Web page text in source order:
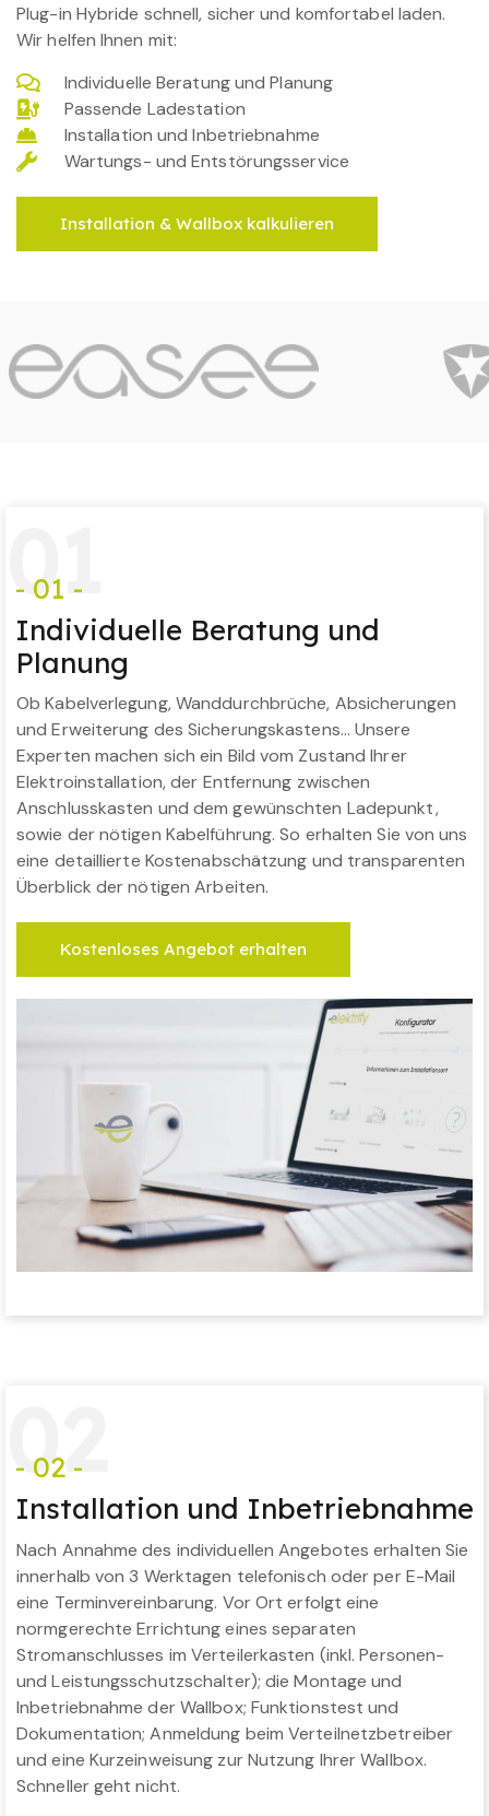
Plug-in Hybride schnell, sicher und komfortabel laden.
Wir helfen Ihnen mit:
Individuelle Beratung und Planung
Passende Ladestation
Installation und Inbetriebnahme
Wartungs- und Entstörungsservice
Installation & Wallbox kalkulieren
01
- 01 -
Individuelle Beratung und
Planung
Ob Kabelverlegung, Wanddurchbrüche, Absicherungen
und Erweiterung des Sicherungskastens… Unsere
Experten machen sich ein Bild vom Zustand Ihrer
Elektroinstallation, der Entfernung zwischen
Anschlusskasten und dem gewünschten Ladepunkt,
sowie der nötigen Kabelführung. So erhalten Sie von uns
eine detaillierte Kostenabschätzung und transparenten
Überblick der nötigen Arbeiten.
Kostenloses Angebot erhalten
02
- 02 -
Installation und Inbetriebnahme
Nach Annahme des individuellen Angebotes erhalten Sie
innerhalb von 3 Werktagen telefonisch oder per E-Mail
eine Terminvereinbarung. Vor Ort erfolgt eine
normgerechte Errichtung eines separaten
Stromanschlusses im Verteilerkasten (inkl. Personen-
und Leistungsschutzschalter); die Montage und
Inbetriebnahme der Wallbox; Funktionstest und
Dokumentation; Anmeldung beim Verteilnetzbetreiber
und eine Kurzeinweisung zur Nutzung Ihrer Wallbox.
Schneller geht nicht.